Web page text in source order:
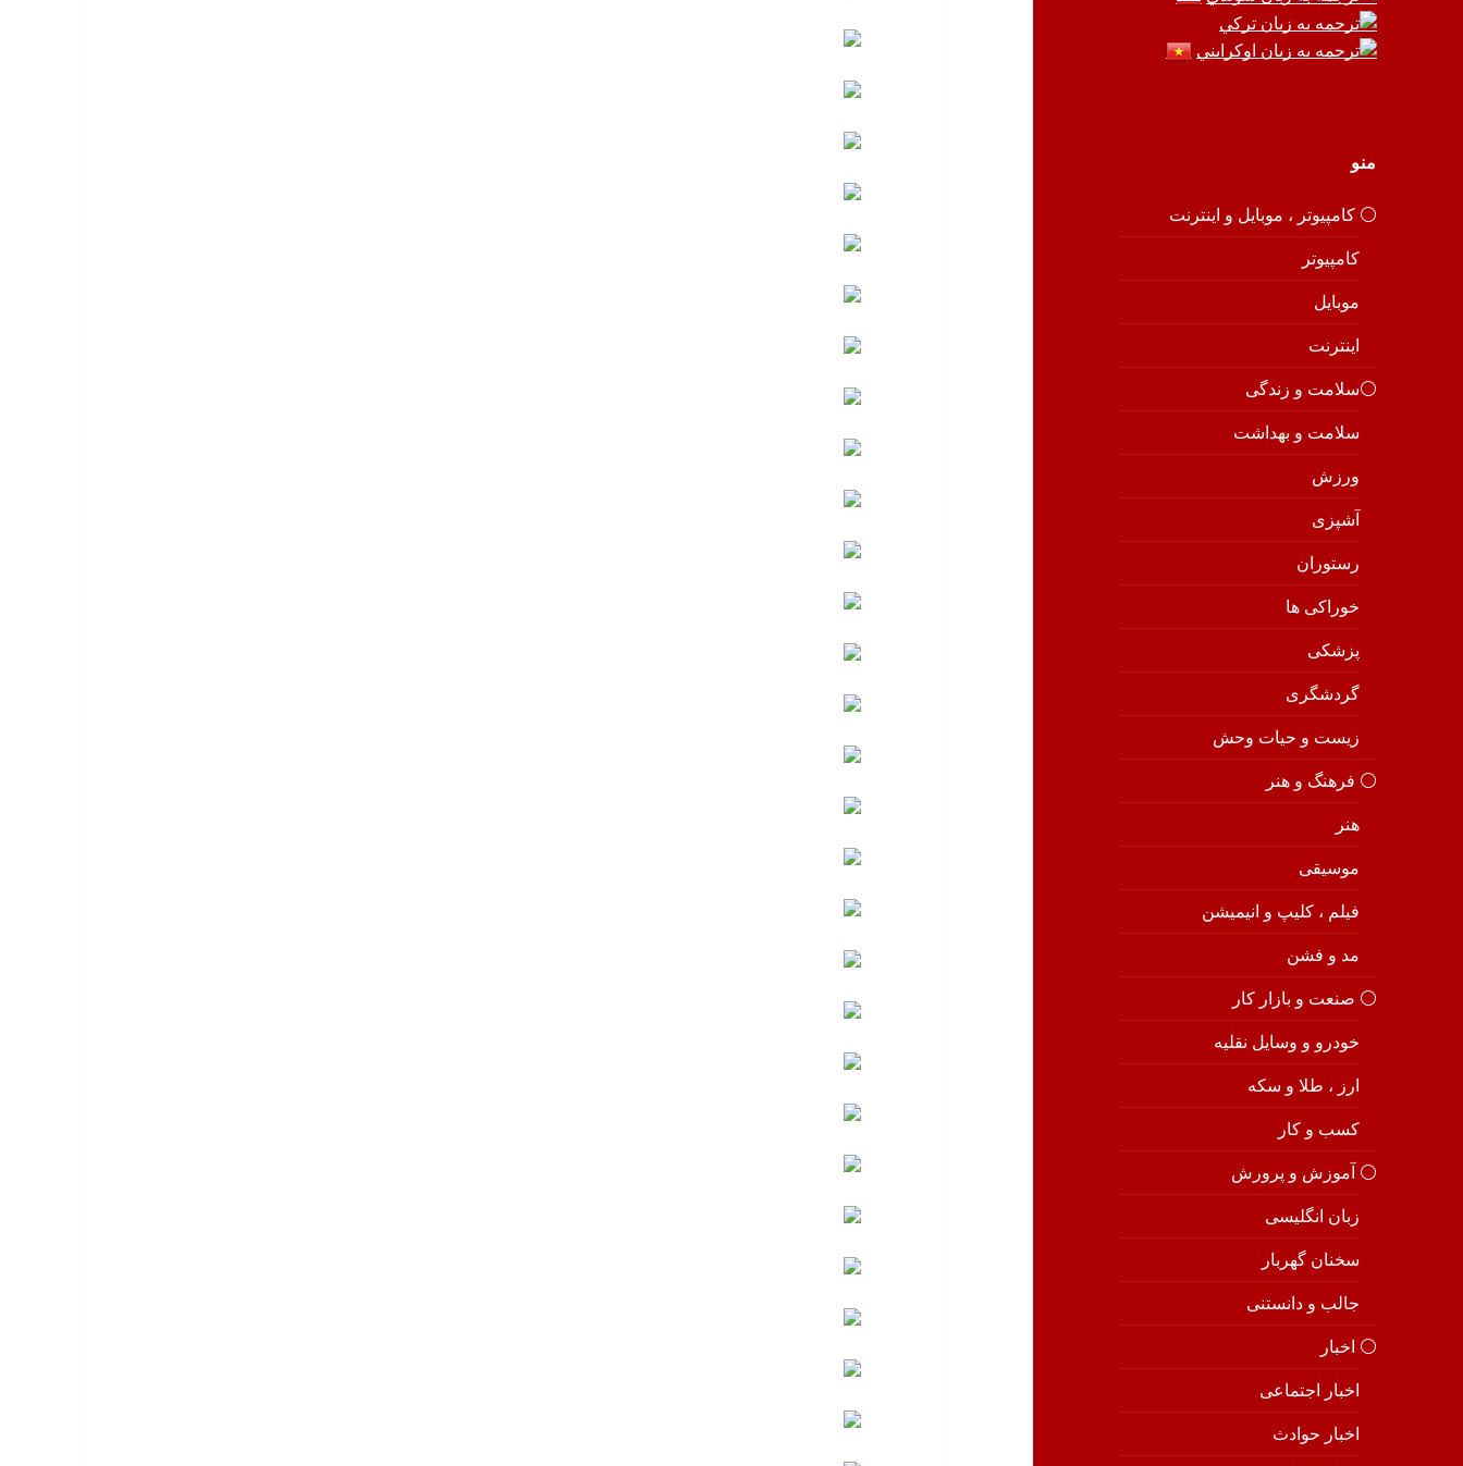
منو
⚪️ کامپیوتر ، موبایل و اینترنت
کامپیوتر
موبایل
اینترنت
⚪️سلامت و زندگی
سلامت و بهداشت
ورزش
آشپزی
رستوران
خوراکی ها
پزشکی
گردشگری
زیست و حیات وحش
⚪️ فرهنگ و هنر
هنر
موسیقی
فیلم ، کلیپ و انیمیشن
مد و فشن
⚪️ صنعت و بازار کار
خودرو و وسایل نقلیه
ارز ، طلا و سکه
کسب و کار
⚪️ آموزش و پرورش
زبان انگلیسی
سخنان گهربار
جالب و دانستنی
⚪️ اخبار
اخبار اجتماعی
اخبار حوادث